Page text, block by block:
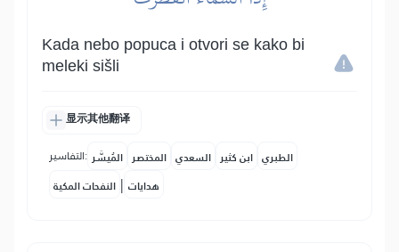
Kada nebo popuca i otvori se kako bi
meleki sišli
显示其他翻译
التفاسير: المُيسَّر المختصر السعدي ابن كثير الطبري
النفحات المكية | هدايات